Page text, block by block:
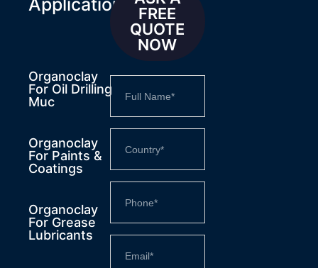
Applications
Organoclay
For Oil Drilling
Muc
Organoclay
For Paints &
Coatings
Organoclay
For Grease
Lubricants
FREE
QUOTE
NOW